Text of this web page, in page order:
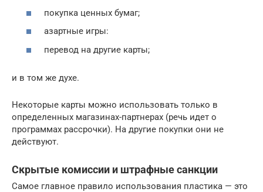
покупка ценных бумаг;
азартные игры:
перевод на другие карты;
и в том же духе.
Некоторые карты можно использовать только в
определенных магазинах-партнерах (речь идет о
программах рассрочки). На другие покупки они не
действуют.
Скрытые комиссии и штрафные санкции
Самое главное правило использования пластика — это